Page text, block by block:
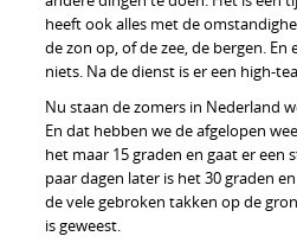
heeft ook alles met de
de zon op, of de zee, de bergen.
niets. Na de dienst is er een high-tea.
Nu staan de zomers in Nederland
En dat hebben we de afgelopen
het maar 15 graden en gaat er een
paar dagen later is het 30 graden
de vele gebroken takken op de
is geweest.